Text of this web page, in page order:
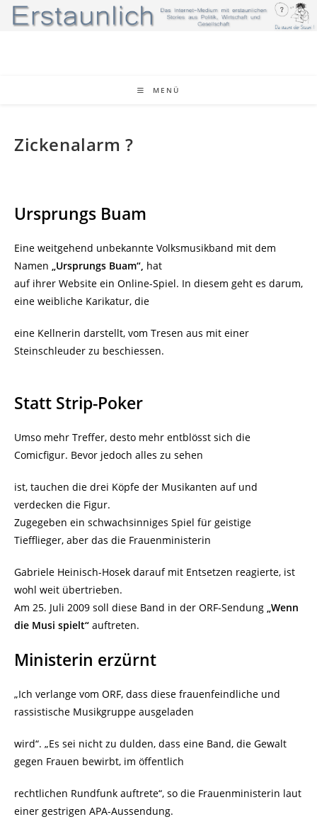
Zum
Inhalt
MENÜ
Zickenalarm ?
Ursprungs Buam
Eine weitgehend unbekannte Volksmusikband mit dem
Namen „Ursprungs Buam“, hat
auf ihrer Website ein Online-Spiel. In diesem geht es darum,
eine weibliche Karikatur, die
eine Kellnerin darstellt, vom Tresen aus mit einer
Steinschleuder zu beschiessen.
Statt Strip-Poker
Umso mehr Treffer, desto mehr entblösst sich die
Comicfigur. Bevor jedoch alles zu sehen
ist, tauchen die drei Köpfe der Musikanten auf und
verdecken die Figur.
Zugegeben ein schwachsinniges Spiel für geistige
Tiefflieger, aber das die Frauenministerin
Gabriele Heinisch-Hosek darauf mit Entsetzen reagierte, ist
wohl weit übertrieben.
Am 25. Juli 2009 soll diese Band in der ORF-Sendung „Wenn
die Musi spielt“ auftreten.
Ministerin erzürnt
„Ich verlange vom ORF, dass diese frauenfeindliche und
rassistische Musikgruppe ausgeladen
wird“. „Es sei nicht zu dulden, dass eine Band, die Gewalt
gegen Frauen bewirbt, im öffentlich
rechtlichen Rundfunk auftrete“, so die Frauenministerin laut
einer gestrigen APA-Aussendung.